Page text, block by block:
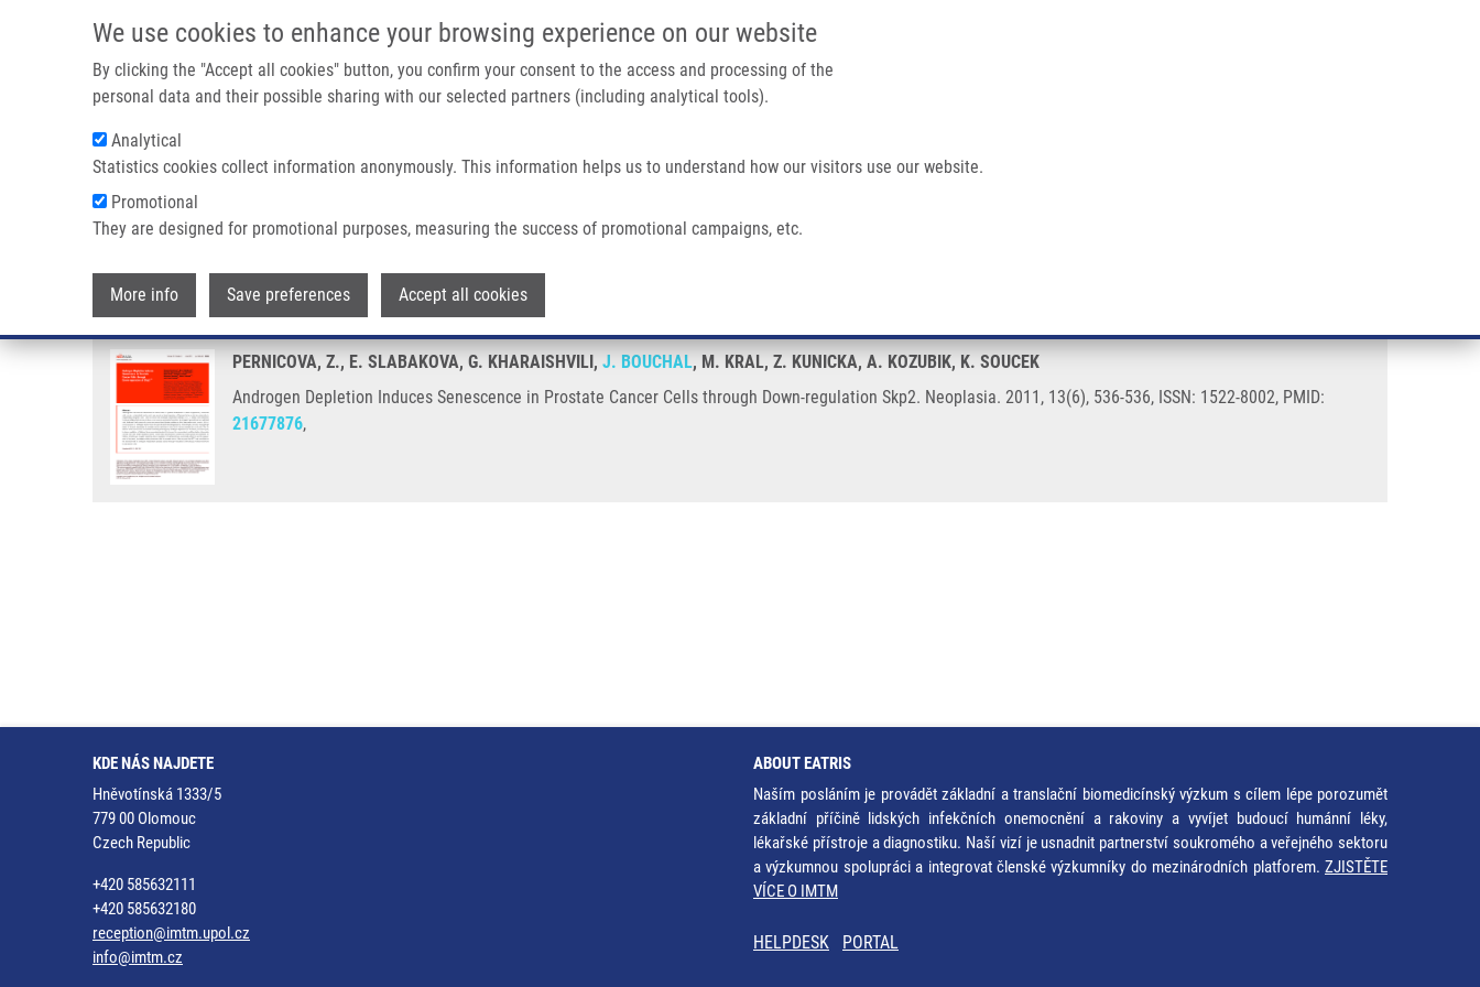
We use cookies to enhance your browsing experience on our website
By clicking the "Accept all cookies" button, you confirm your consent to the access and processing of the
personal data and their possible sharing with our selected partners (including analytical tools).
Analytical
Statistics cookies collect information anonymously. This information helps us to understand how our visitors use our website.
Promotional
They are designed for promotional purposes, measuring the success of promotional campaigns, etc.
More info Save preferences Accept all cookies
IMTM PORTÁL
Main navigation
Drobečková navigace
Domů Androgen Depletion Induces Senescence In Prostate Cancer Cells Through Down-regulation Skp2
Androgen Depletion Induces Senescence in Prostate Cancer Cells through Down-regulation Skp2
PERNICOVA, Z., E. SLABAKOVA, G. KHARAISHVILI, J. BOUCHAL, M. KRAL, Z. KUNICKA, A. KOZUBIK, K. SOUCEK
Androgen Depletion Induces Senescence in Prostate Cancer Cells through Down-regulation Skp2. Neoplasia. 2011, 13(6), 536-536, ISSN: 1522-8002, PMID:
21677876,
KDE NÁS NAJDETE
Hněvotínská 1333/5
779 00 Olomouc
Czech Republic
+420 585632111
+420 585632180
reception@imtm.upol.cz
info@imtm.cz
ABOUT EATRIS
Naším posláním je provádět základní a translační biomedicínský výzkum s cílem lépe porozumět
základní příčině lidských infekčních onemocnění a rakoviny a vyvíjet budoucí humánní léky,
lékařské přístroje a diagnostiku. Naší vizí je usnadnit partnerství soukromého a veřejného sektoru
a výzkumnou spolupráci a integrovat členské výzkumníky do mezinárodních platforem. ZJISTĚTE
VÍCE O IMTM
HELPDESK PORTAL